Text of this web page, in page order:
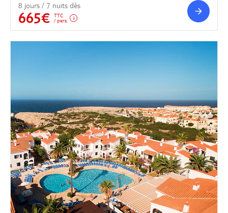
8 jours / 7 nuits dès
665€
TTC
/ pers.